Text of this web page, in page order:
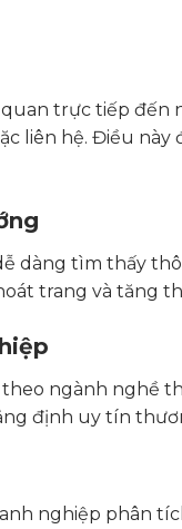
trực tiếp đến
liên hệ. Điều
dàng tìm thấy
trang và tăng
ngành nghề
định uy tín
nghiệp phân